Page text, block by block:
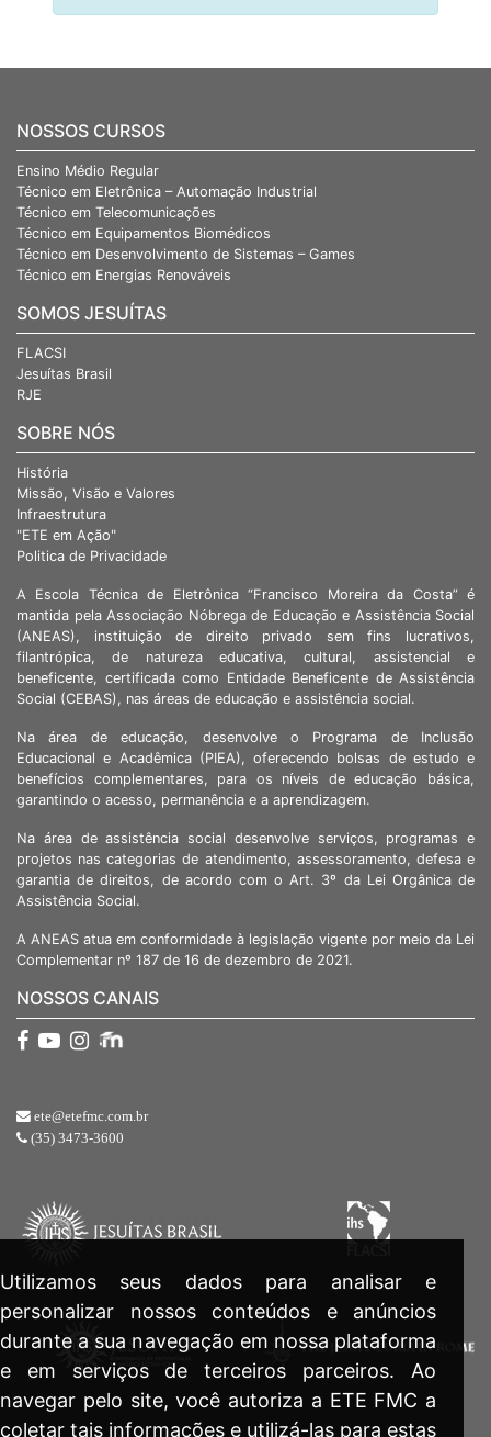
NOSSOS CURSOS
Ensino Médio Regular
Técnico em Eletrônica – Automação Industrial
Técnico em Telecomunicações
Técnico em Equipamentos Biomédicos
Técnico em Desenvolvimento de Sistemas – Games
Técnico em Energias Renováveis
SOMOS JESUÍTAS
FLACSI
Jesuítas Brasil
RJE
SOBRE NÓS
História
Missão, Visão e Valores
Infraestrutura
"ETE em Ação"
Politica de Privacidade
A Escola Técnica de Eletrônica “Francisco Moreira da Costa” é
mantida pela Associação Nóbrega de Educação e Assistência Social
(ANEAS), instituição de direito privado sem fins lucrativos,
filantrópica, de natureza educativa, cultural, assistencial e
beneficente, certificada como Entidade Beneficente de Assistência
Social (CEBAS), nas áreas de educação e assistência social.
Na área de educação, desenvolve o Programa de Inclusão
Educacional e Acadêmica (PIEA), oferecendo bolsas de estudo e
benefícios complementares, para os níveis de educação básica,
garantindo o acesso, permanência e a aprendizagem.
Na área de assistência social desenvolve serviços, programas e
projetos nas categorias de atendimento, assessoramento, defesa e
garantia de direitos, de acordo com o Art. 3º da Lei Orgânica de
Assistência Social.
A ANEAS atua em conformidade à legislação vigente por meio da Lei
Complementar nº 187 de 16 de dezembro de 2021.
NOSSOS CANAIS
ete@etefmc.com.br
(35) 3473-3600
Utilizamos seus dados para analisar e
personalizar nossos conteúdos e anúncios
durante a sua navegação em nossa plataforma
e em serviços de terceiros parceiros. Ao
navegar pelo site, você autoriza a ETE FMC a
coletar tais informações e utilizá-las para estas